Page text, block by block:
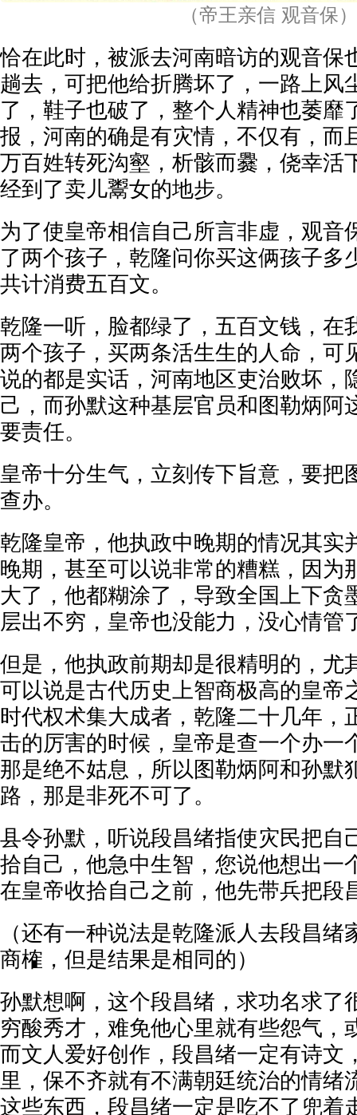
（帝王亲信 观音保）
恰在此时，被派去河南暗访的观音保
趟去，可把他给折腾坏了，一路上风
了，鞋子也破了，整个人精神也萎靡
报，河南的确是有灾情，不仅有，而
万百姓转死沟壑，析骸而爨，侥幸活
经到了卖儿鬻女的地步。
为了使皇帝相信自己所言非虚，观音
了两个孩子，乾隆问你买这俩孩子多
共计消费五百文。
乾隆一听，脸都绿了，五百文钱，在
两个孩子，买两条活生生的人命，可
说的都是实话，河南地区吏治败坏，
己，而孙默这种基层官员和图勒炳阿
要责任。
皇帝十分生气，立刻传下旨意，要把
查办。
乾隆皇帝，他执政中晚期的情况其实
晚期，甚至可以说非常的糟糕，因为
大了，他都糊涂了，导致全国上下贪
层出不穷，皇帝也没能力，没心情管
但是，他执政前期却是很精明的，尤
可以说是古代历史上智商极高的皇帝
时代权术集大成者，乾隆二十几年，
击的厉害的时候，皇帝是查一个办一
那是绝不姑息，所以图勒炳阿和孙默
路，那是非死不可了。
县令孙默，听说段昌绪指使灾民把自
拾自己，他急中生智，您说他想出一
在皇帝收拾自己之前，他先带兵把段
（还有一种说法是乾隆派人去段昌
商榷，但是结果是相同的）
孙默想啊，这个段昌绪，求功名求了
穷酸秀才，难免他心里就有些怨气，
而文人爱好创作，段昌绪一定有诗文
里，保不齐就有不满朝廷统治的情绪
这些东西，段昌绪一定是吃不了兜着